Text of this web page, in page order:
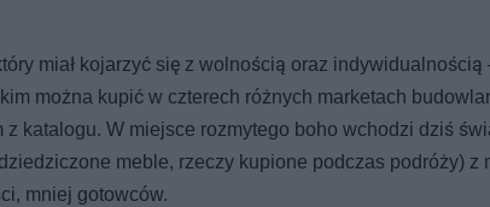
miał kojarzyć się z wolnością oraz indywidualnością
można kupić w czterech różnych marketach
katalogu. W miejsce rozmytego boho wchodzi dziś
meble, rzeczy kupione podczas podróży) z
mniej gotowców.